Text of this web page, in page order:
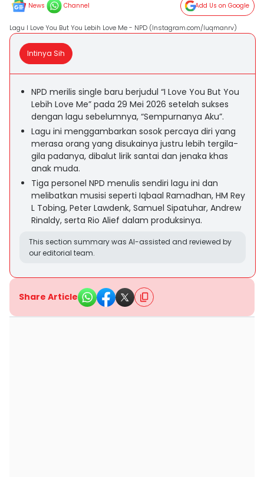
News Channel Add Us on Google
Lagu I Love You But You Lebih Love Me - NPD (Instagram.com/luqmanrv)
Intinya Sih
NPD merilis single baru berjudul “I Love You But You
Lebih Love Me” pada 29 Mei 2026 setelah sukses
dengan lagu sebelumnya, “Sempurnanya Aku”.
Lagu ini menggambarkan sosok percaya diri yang
merasa orang yang disukainya justru lebih tergila-
gila padanya, dibalut lirik santai dan jenaka khas
anak muda.
Tiga personel NPD menulis sendiri lagu ini dan
melibatkan musisi seperti Iqbaal Ramadhan, HM Rey
L Tobing, Peter Lawdenk, Samuel Sipatuhar, Andrew
Rinaldy, serta Rio Alief dalam produksinya.
This section summary was AI-assisted and reviewed by
our editorial team.
Share Article